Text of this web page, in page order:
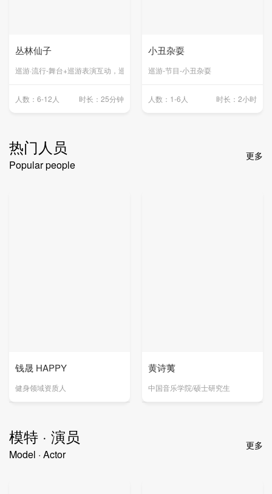
丛林仙子
巡游·流行-舞台+巡游表演互动，巡游仙子
人数：6-12人 时长：25分钟
小丑杂耍
巡游-节目-小丑杂耍
人数：1-6人 时长：2小时
热门人员
Popular people
更多
钱晟 HAPPY
健身领域资质人
黄诗荑
中国音乐学院/硕士研究生
模特 · 演员
Model · Actor
更多